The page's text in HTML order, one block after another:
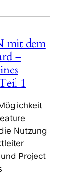
mit dem
–
1
Nutzung
Project